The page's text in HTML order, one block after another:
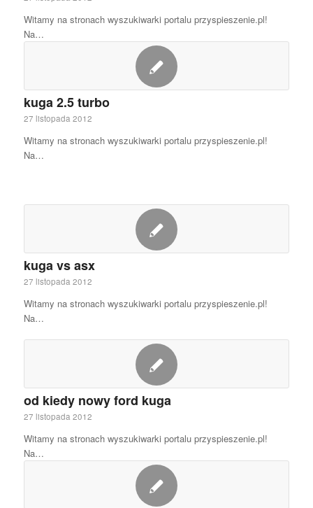
Witamy na stronach wyszukiwarki portalu przyspieszenie.pl!
Na…
kuga 2.5 turbo
27 listopada 2012
Witamy na stronach wyszukiwarki portalu przyspieszenie.pl!
Na…
kuga vs asx
27 listopada 2012
Witamy na stronach wyszukiwarki portalu przyspieszenie.pl!
Na…
od kiedy nowy ford kuga
27 listopada 2012
Witamy na stronach wyszukiwarki portalu przyspieszenie.pl!
Na…